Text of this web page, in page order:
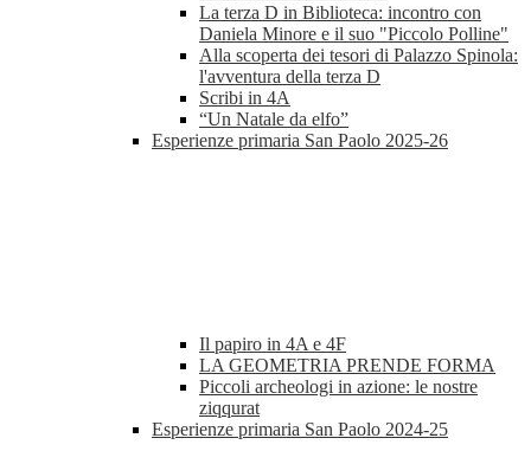
La terza D in Biblioteca: incontro con
Daniela Minore e il suo "Piccolo Polline"
Alla scoperta dei tesori di Palazzo Spinola:
l'avventura della terza D
Scribi in 4A
“Un Natale da elfo”
Esperienze primaria San Paolo 2025-26
Il papiro in 4A e 4F
LA GEOMETRIA PRENDE FORMA
Piccoli archeologi in azione: le nostre
ziqqurat
Esperienze primaria San Paolo 2024-25